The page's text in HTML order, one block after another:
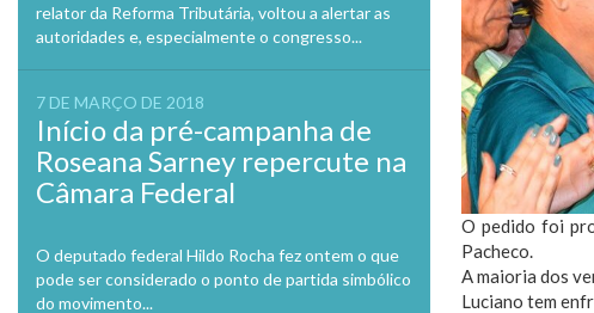
relator da Reforma Tributária, voltou a alertar as
autoridades e, especialmente o congresso...
7 DE MARÇO DE 2018
Início da pré-campanha de
Roseana Sarney repercute na
Câmara Federal
O deputado federal Hildo Rocha fez ontem o que
pode ser considerado o ponto de partida simbólico
do movimento...
O pedido foi
Pacheco.
A maioria dos
Luciano tem